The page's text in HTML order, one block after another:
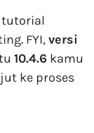
tutorial
FYI,versi
10.4.6 kamu
ke proses